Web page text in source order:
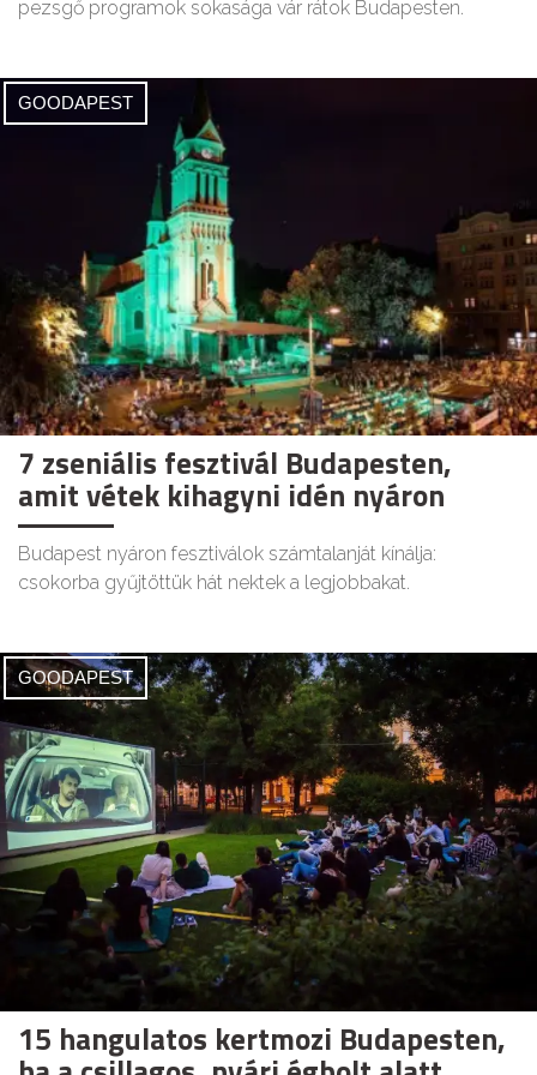
pezsgő programok sokasága vár rátok Budapesten.
GOODAPEST
7 zseniális fesztivál Budapesten,
amit vétek kihagyni idén nyáron
Budapest nyáron fesztiválok számtalanját kínálja:
csokorba gyűjtöttük hát nektek a legjobbakat.
GOODAPEST
15 hangulatos kertmozi Budapesten,